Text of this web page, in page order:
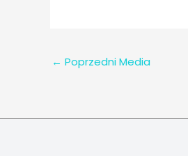
← Poprzedni Media